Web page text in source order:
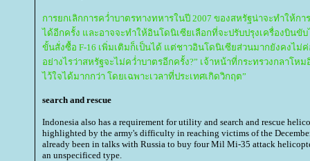
การยกเลิกการคว่ำบาตรทางทหารในปี 2007 ของสหรัฐน่าจะทำให้ก
ได้อีกครั้ง และอาจจะทำให้อินโดนิเซียเลือกที่จะปรับปรุงเครื่องบินขั
ขั้นสั่งซื้อ F-16 เพิ่มเติมก็เป็นได้ แต่ชาวอินโดนิเซียส่วนมากยังคงไม่
อย่างไรว่าสหรัฐจะไม่คว่ำบาตรอีกครั้ง?” เจ้าหน้าที่กระทรวงกลาโห
ไว้ใจได้มากกว่า โดยเฉพาะเวลาที่ประเทศเกิดวิกฤต”
search and rescue
Indonesia also has a requirement for utility and search and rescue
highlighted by the army's difficulty in reaching victims of the
already been in talks with Russia to buy four Mil Mi-35 attack
an unspecificed type.